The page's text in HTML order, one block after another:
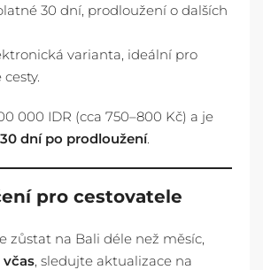
30 dní, prodloužení o dalších
varianta, ideální pro
000 IDR (cca 750–800 Kč) a je
dní po prodloužení.
pro cestovatele
zůstat na Bali déle než měsíc,
včas, sledujte aktualizace na